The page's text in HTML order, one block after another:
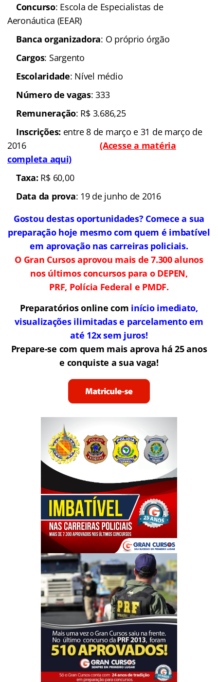
Concurso: Escola de Especialistas de
Aeronáutica (EEAR)
Banca organizadora: O próprio órgão
Cargos: Sargento
Escolaridade: Nível médio
Número de vagas: 333
Remuneração: R$ 3.686,25
Inscrições: entre 8 de março e 31 de março de
2016(Acesse a matéria
completa aqui)
Taxa: R$ 60,00
Data da prova: 19 de junho de 2016
Gostou destas oportunidades? Comece a sua
preparação hoje mesmo com quem é imbatível
em aprovação nas carreiras policiais.
O Gran Cursos aprovou mais de 7.300 alunos
nos últimos concursos para o DEPEN,
PRF, Polícia Federal e PMDF.
Preparatórios online com início imediato,
visualizações ilimitadas e parcelamento em
até 12x sem juros!
Prepare-se com quem mais aprova há 25 anos
e conquiste a sua vaga!